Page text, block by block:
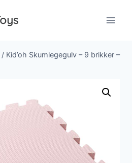
/ Kid’oh Skumlegegulv – 9 brikker –